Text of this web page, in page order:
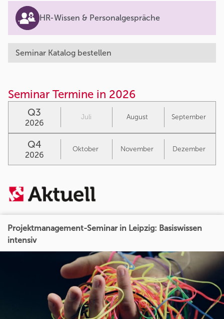
Projektmanagement-Seminar in Leipzig: Basiswissen
intensiv
HR-Wissen & Personalgespräche
Seminar Katalog bestellen
Seminar Termine in 2026
Q3
2026
Juli August September
Q4
2026
Oktober November Dezember